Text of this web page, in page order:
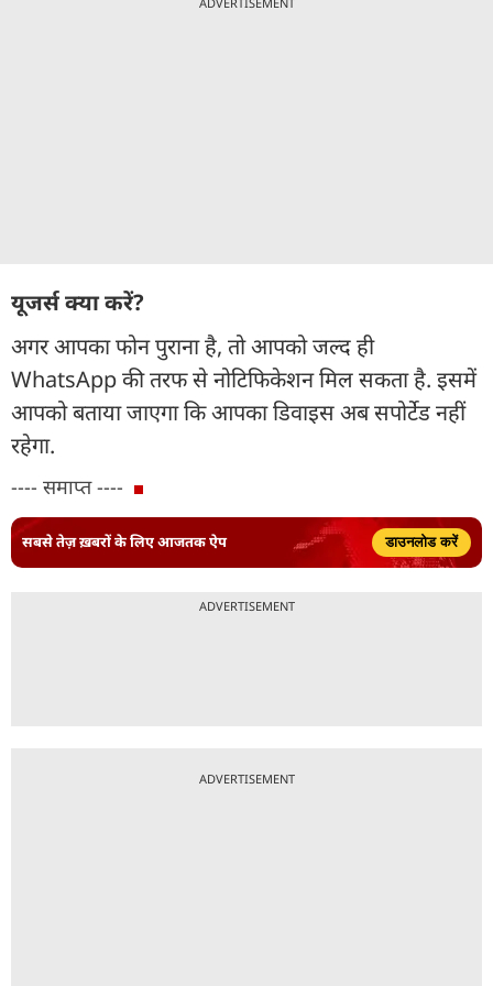
यूजर्स क्या करें?
अगर आपका फोन पुराना है, तो आपको जल्द ही
WhatsApp की तरफ से नोटिफिकेशन मिल सकता है. इसमें
आपको बताया जाएगा कि आपका डिवाइस अब सपोर्टेड नहीं
रहेगा.
---- समाप्त ----
सबसे तेज़ ख़बरों के लिए आजतक ऐप डाउनलोड करें
ADVERTISEMENT
ADVERTISEMENT